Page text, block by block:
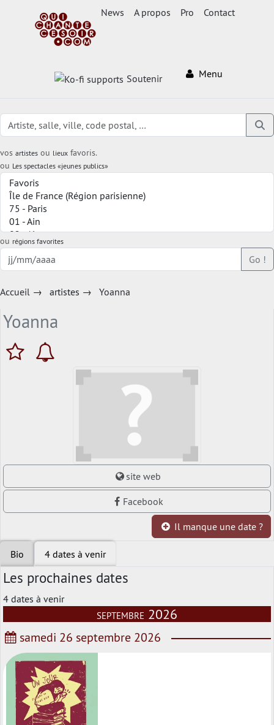
News A propos Pro Contact
Soutenir Menu
vos artistes ou lieux favoris.
ou Les spectacles «jeunes publics»
ou régions favorites
Go !
Accueil → artistes → Yoanna
Yoanna
site web
Facebook
Il manque une date ?
Bio 4 dates à venir
Les prochaines dates
4 dates à venir
septembre 2026
samedi 26 septembre 2026